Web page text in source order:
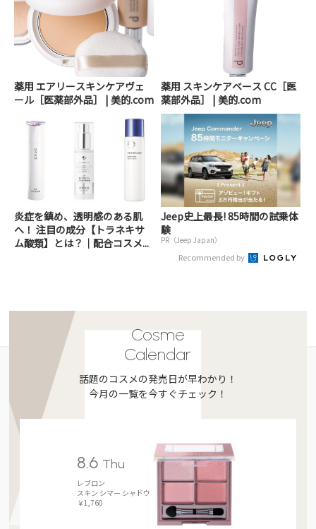
薬用 エアリースキンケアヴェ
ール［医薬部外品］ | 美的.com
薬用 スキンケアベース CC［医
薬部外品］ | 美的.com
炎症を鎮め、透明感のある肌
へ！ 注目の成分【トラネキサ
ム酸類】とは？｜配合コスメ...
Jeep史上最長! 85時間の試乗体
験
PR（Jeep Japan）
Recommended by
Cosme
Calendar
話題のコスメの発売日が早わかり！
今月の一覧を今すぐチェック！
8.6 Thu
レブロン
スキン シマー シャドウ
￥1,760